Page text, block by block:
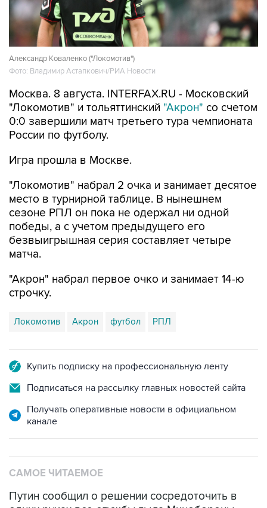
Александр Коваленко ("Локомотив")
Фото: Владимир Астапкович/РИА Новости
Москва. 8 августа. INTERFAX.RU - Московский
"Локомотив" и тольяттинский "Акрон" со счетом
0:0 завершили матч третьего тура чемпионата
России по футболу.
Игра прошла в Москве.
"Локомотив" набрал 2 очка и занимает десятое
место в турнирной таблице. В нынешнем
сезоне РПЛ он пока не одержал ни одной
победы, а с учетом предыдущего его
безвыигрышная серия составляет четыре
матча.
"Акрон" набрал первое очко и занимает 14-ю
строчку.
Локомотив Акрон футбол РПЛ
Купить подписку на профессиональную ленту
Подписаться на рассылку главных новостей сайта
Получать оперативные новости в официальном
канале
САМОЕ ЧИТАЕМОЕ
Путин сообщил о решении сосредоточить в